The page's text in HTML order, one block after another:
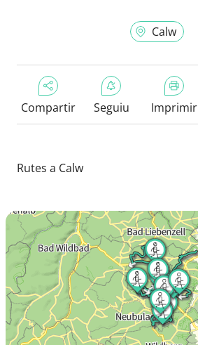
Calw
Compartir Seguiu Imprimir
Rutes a Calw